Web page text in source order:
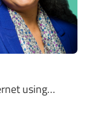
using…